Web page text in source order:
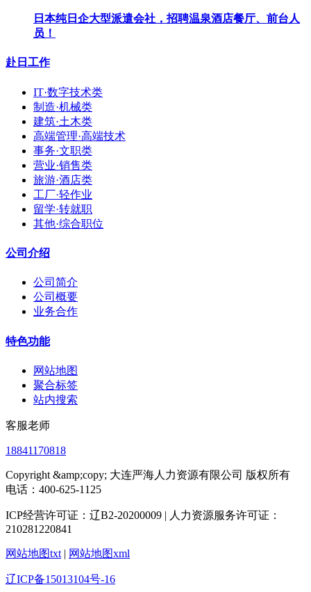
日本纯日企大型派遣会社，招聘温泉酒店餐厅、前台人
员！
赴日工作
IT·数字技术类
制造·机械类
建筑·土木类
高端管理·高端技术
事务·文职类
营业·销售类
旅游·酒店类
工厂·轻作业
留学·转就职
其他·综合职位
公司介绍
公司简介
公司概要
业务合作
特色功能
网站地图
聚合标签
站内搜索
客服老师
18841170818
Copyright &amp;copy; 大连严海人力资源有限公司 版权所有
电话：400-625-1125
ICP经营许可证：辽B2-20200009 | 人力资源服务许可证：
210281220841
网站地图txt | 网站地图xml
辽ICP备15013104号-16